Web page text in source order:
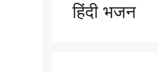
हिंदी भजन